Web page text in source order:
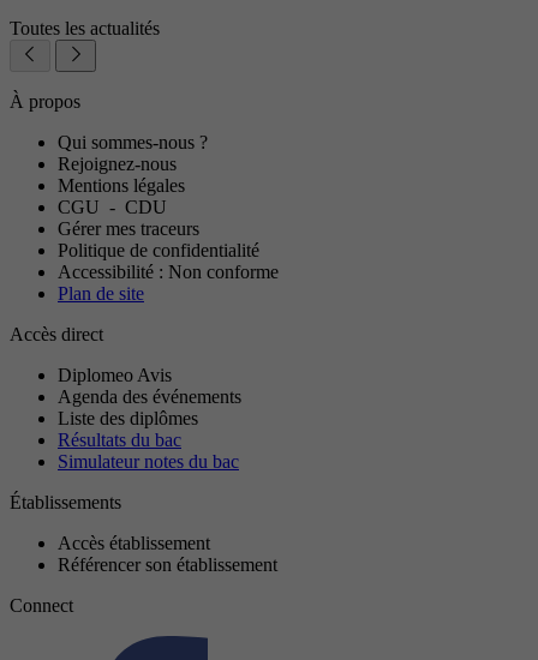
Toutes les actualités
À propos
Qui sommes-nous ?
Rejoignez-nous
Mentions légales
CGU - CDU
Gérer mes traceurs
Politique de confidentialité
Accessibilité : Non conforme
Plan de site
Accès direct
Diplomeo Avis
Agenda des événements
Liste des diplômes
Résultats du bac
Simulateur notes du bac
Établissements
Accès établissement
Référencer son établissement
Connect